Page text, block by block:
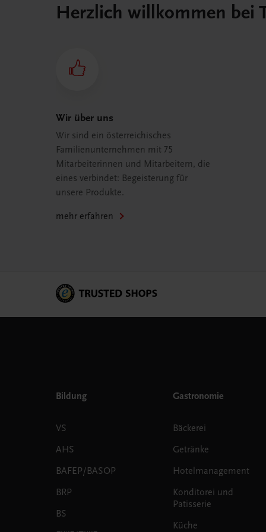
Herzlich willkommen bei
Wir über uns
Wir sind ein österreichisches
Familienunternehmen mit 75
Mitarbeiterinnen und Mitarbeitern, die
eines verbindet: Begeisterung für
unsere Produkte.
mehr erfahren
Bildung
VS
AHS
BAFEP/BASOP
BRP
BS
Gastronomie
Bäckerei
Getränke
Hotelmanagement
Konditorei und
Patisserie
Küche